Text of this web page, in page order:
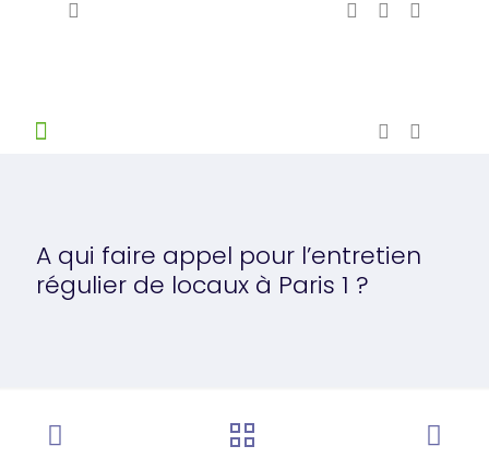
A qui faire appel pour l’entretien
régulier de locaux à Paris 1 ?